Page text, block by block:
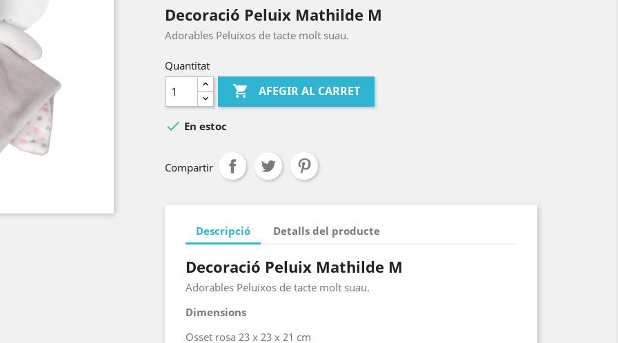
Decoració Peluix Mathilde M
Adorables Peluixos de tacte molt suau.
Quantitat
 AFEGIR AL CARRET
 En estoc
Compartir
Descripció Detalls del producte
Decoració Peluix Mathilde M
Adorables Peluixos de tacte molt suau.
Dimensions
Osset rosa 23 x 23 x 21 cm